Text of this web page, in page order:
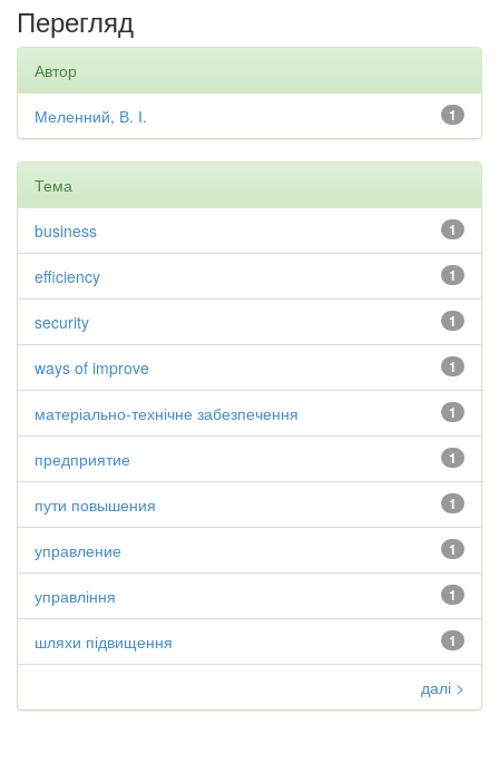
Перегляд
Автор
1
Меленний, В. І.
Тема
1
business
1
efficiency
1
security
1
ways of improve
1
матеріально-технічне забезпечення
1
предприятие
1
пути повышения
1
управление
1
управління
1
шляхи підвищення
далі >